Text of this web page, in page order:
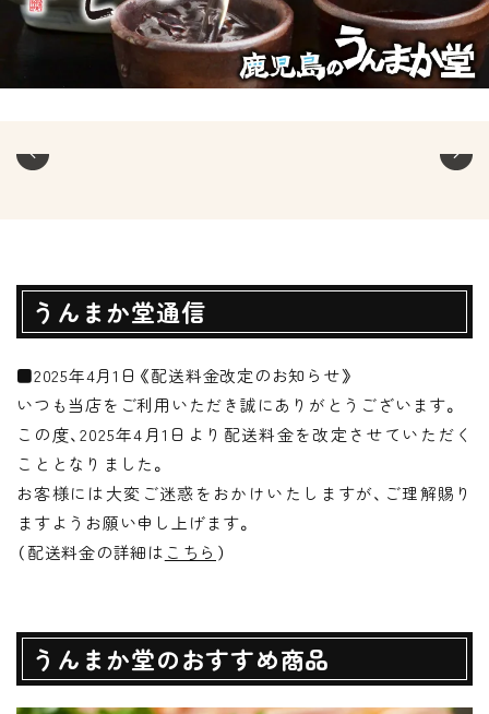
うんまか堂通信
■2025年4月1日《配送料金改定のお知らせ》
いつも当店をご利用いただき誠にありがとうございます。
この度、2025年4月1日より配送料金を改定させていただく
こととなりました。
お客様には大変ご迷惑をおかけいたしますが、ご理解賜り
ますようお願い申し上げます。
（配送料金の詳細は こちら ）
うんまか堂のおすすめ商品